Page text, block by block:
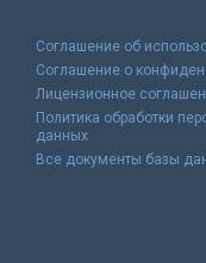
Соглашение об
Соглашение о
Лицензионное
Политика обработки
данных
Все документы базы